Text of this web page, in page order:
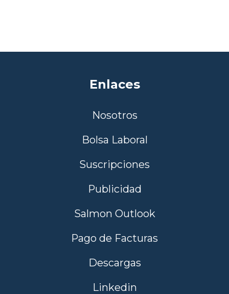
Enlaces
Nosotros
Bolsa Laboral
Suscripciones
Publicidad
Salmon Outlook
Pago de Facturas
Descargas
Linkedin